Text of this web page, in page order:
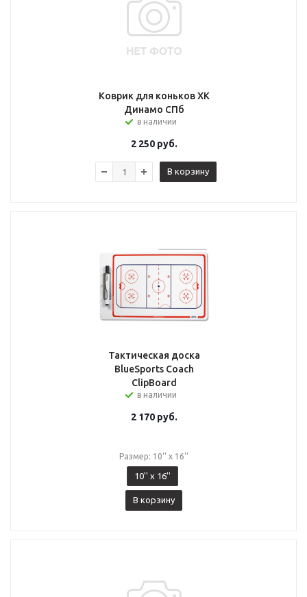
Коврик для коньков ХК
Динамо СПб
в наличии
2 250руб.
В корзину
Тактическая доска
BlueSports Coach
ClipBoard
в наличии
2 170руб.
Размер: 10'' x 16''
10'' x 16''
В корзину